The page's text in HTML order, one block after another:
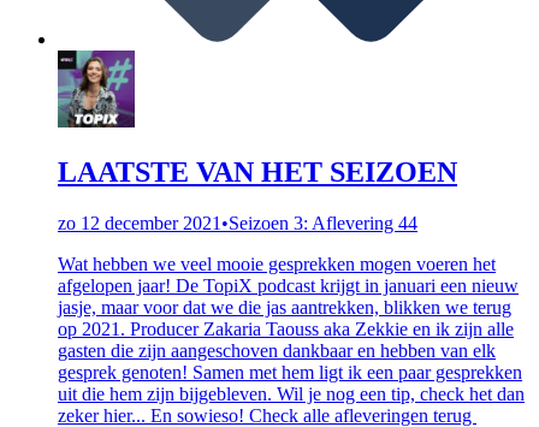
LAATSTE VAN HET SEIZOEN
zo 12 december 2021 •Seizoen 3: Aflevering 44
Wat hebben we veel mooie gesprekken mogen voeren het
afgelopen jaar! De TopiX podcast krijgt in januari een nieuw
jasje, maar voor dat we die jas aantrekken, blikken we terug
op 2021. Producer Zakaria Taouss aka Zekkie en ik zijn alle
gasten die zijn aangeschoven dankbaar en hebben van elk
gesprek genoten! Samen met hem ligt ik een paar gesprekken
uit die hem zijn bijgebleven. Wil je nog een tip, check het dan
zeker hier... En sowieso! Check alle afleveringen terug